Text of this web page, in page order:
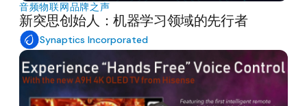
音频物联网品牌之声
新突思创始人：机器学习领域的先行者
Synaptics Incorporated